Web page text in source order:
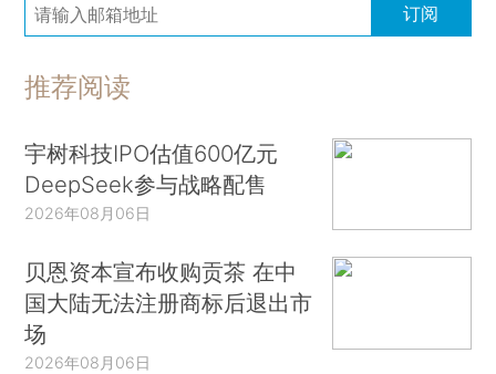
订阅
推荐阅读
宇树科技IPO估值600亿元
DeepSeek参与战略配售
2026年08月06日
贝恩资本宣布收购贡茶 在中
国大陆无法注册商标后退出市
场
2026年08月06日